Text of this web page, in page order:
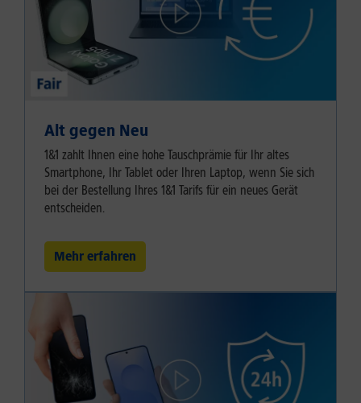
Alt gegen Neu
1&1 zahlt Ihnen eine hohe Tauschprämie für Ihr altes
Smartphone, Ihr Tablet oder Ihren Laptop, wenn Sie sich
bei der Bestellung Ihres 1&1 Tarifs für ein neues Gerät
entscheiden.
Mehr erfahren